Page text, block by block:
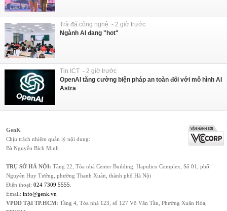
Trà đá công nghệ - 2 giờ trước
Ngành AI đang "hot"
Tin ICT - 2 giờ trước
OpenAI tăng cường biện pháp an toàn đối với mô hình AI
Astra
GenK
Chịu trách nhiệm quản lý nội dung:
Bà Nguyễn Bích Minh
TRỤ SỞ HÀ NỘI: Tầng 22, Tòa nhà Center Building, Hapulico Complex, Số 01, phố
Nguyễn Huy Tưởng, phường Thanh Xuân, thành phố Hà Nội
Điện thoại: 024 7309 5555.
Email: info@genk.vn
VPĐD TẠI TP.HCM: Tầng 4, Tòa nhà 123, số 127 Võ Văn Tần, Phường Xuân Hòa,